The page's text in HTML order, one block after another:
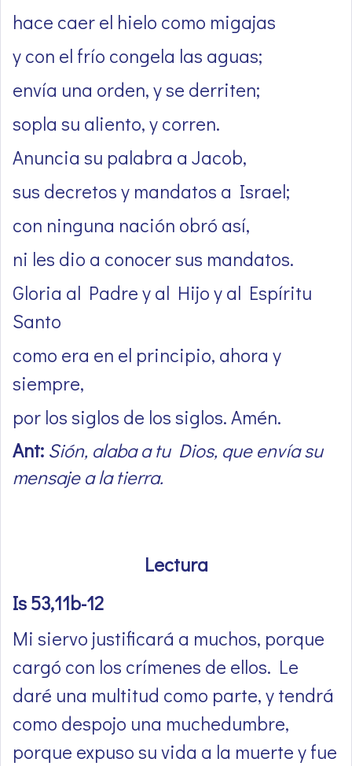
hace caer el hielo como migajas
y con el frío congela las aguas;
envía una orden, y se derriten;
sopla su aliento, y corren.
Anuncia su palabra a Jacob,
sus decretos y mandatos a Israel;
con ninguna nación obró así,
ni les dio a conocer sus mandatos.
Gloria al Padre y al Hijo y al Espíritu
Santo
como era en el principio, ahora y
siempre,
por los siglos de los siglos. Amén.
Ant: Sión, alaba a tu Dios, que envía su
mensaje a la tierra.
Lectura
Is 53,11b-12
Mi siervo justificará a muchos, porque
cargó con los crímenes de ellos. Le
daré una multitud como parte, y tendrá
como despojo una muchedumbre,
porque expuso su vida a la muerte y fue